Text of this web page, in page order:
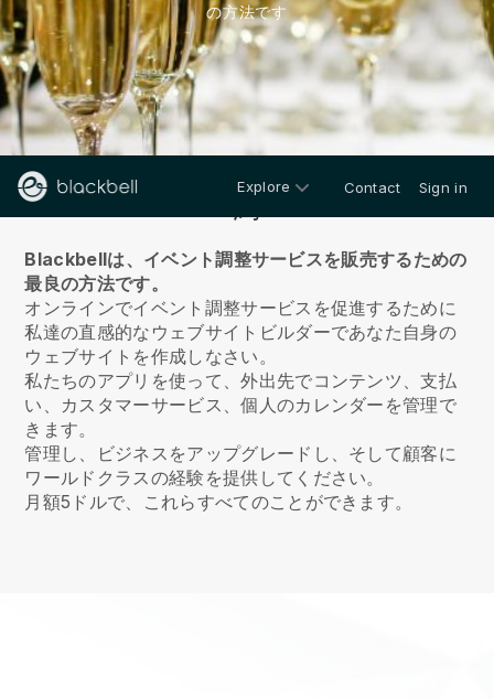
の方法です
Explore Contact Sign in
Blackbellは、イベント調整サービスを販売するための
最良の方法です。
オンラインでイベント調整サービスを促進するために
私達の直感的なウェブサイトビルダーであなた自身の
ウェブサイトを作成しなさい。
私たちのアプリを使って、外出先でコンテンツ、支払
い、カスタマーサービス、個人のカレンダーを管理で
きます。
管理し、ビジネスをアップグレードし、そして顧客に
ワールドクラスの経験を提供してください。
月額5ドルで、これらすべてのことができます。